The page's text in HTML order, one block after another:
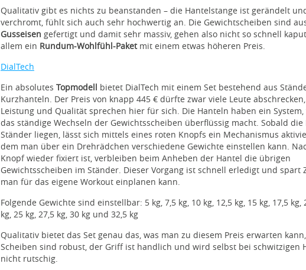
Qualitativ gibt es nichts zu beanstanden – die Hantelstange ist gerändelt
verchromt, fühlt sich auch sehr hochwertig an. Die Gewichtscheiben sind
Gusseisen gefertigt und damit sehr massiv, gehen also nicht so schnell
allem ein Rundum-Wohlfühl-Paketmit einem etwas höheren Preis.
DialTech
Ein absolutes Topmodell bietet DialTech mit einem Set bestehend aus
Kurzhanteln. Der Preis von knapp 445 € dürfte zwar viele Leute
Leistung und Qualität sprechen hier für sich. Die Hanteln haben ein System,
das ständige Wechseln der Gewichtsscheiben überflüssig macht. Sobald
Ständer liegen, lässt sich mittels eines roten Knopfs ein Mechanismus
dem man über ein Drehrädchen verschiedene Gewichte einstellen kann.
Knopf wieder fixiert ist, verbleiben beim Anheben der Hantel die übrigen
Gewichtsscheiben im Ständer. Dieser Vorgang ist schnell erledigt und spart
man für das eigene Workout einplanen kann.
Folgende Gewichte sind einstellbar: 5 kg, 7,5 kg, 10 kg, 12,5 kg, 15 kg, 17,5 kg,
kg, 25 kg, 27,5 kg, 30 kg und 32,5 kg
Qualitativ bietet das Set genau das, was man zu diesem Preis erwarten
Scheiben sind robust, der Griff ist handlich und wird selbst bei schwitzigen
nicht rutschig.